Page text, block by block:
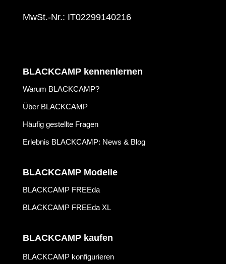
MwSt.-Nr.: IT02299140216
BLACKCAMP kennenlernen
Warum BLACKCAMP?
Über BLACKCAMP
Häufig gestellte Fragen
Erlebnis BLACKCAMP: News & Blog
BLACKCAMP Modelle
BLACKCAMP FREEda
BLACKCAMP FREEda XL
BLACKCAMP kaufen
BLACKCAMP konfigurieren